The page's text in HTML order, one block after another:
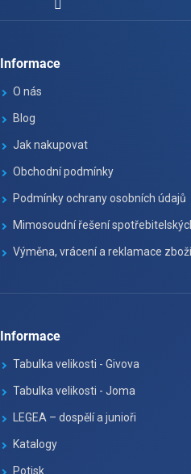
Informace
O nás
Blog
Jak nakupovat
Obchodní podmínky
Podmínky ochrany osobních údajů
Mimosoudní řešení
Výměna, vrácení a reklamace zboží
Informace
Tabulka velikosti - Givova
Tabulka velikosti - Joma
LEGEA – dospělí a junioři
Katalogy
Potisk